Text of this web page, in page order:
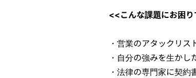
<<こんな課題にお困
・営業のアタックリス
・ 自分の強みを生かし
・法律の専門家に契